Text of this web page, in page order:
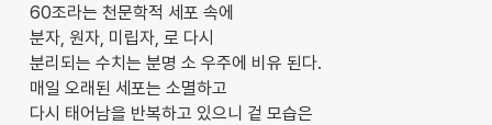
60조라는 천문학적 세포 속에
분자, 원자, 미립자, 로 다시
분리되는 수치는 분명 소 우주에 비유 된다.
매일 오래된 세포는 소멸하고
다시 태어남을 반복하고 있으니 겉 모습은